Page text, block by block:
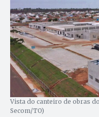
Vista do canteiro de obras
Secom/TO)